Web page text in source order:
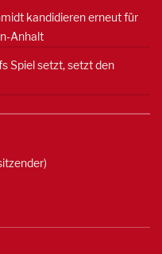
kandidieren erneut für
Anhalt
Spiel setzt, setzt den